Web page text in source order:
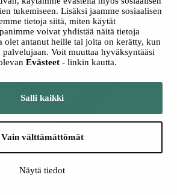
tukemiseen. Lisäksi jaamme sosiaalisen
tietoja siitä, miten käytät
voivat yhdistää näitä tietoja
antanut heille tai joita on kerätty, kun
Voit muuttaa hyväksyntääsi
Evästeet - linkin kautta.
Salli kaikki
Vain välttämättömät
Näytä tiedot